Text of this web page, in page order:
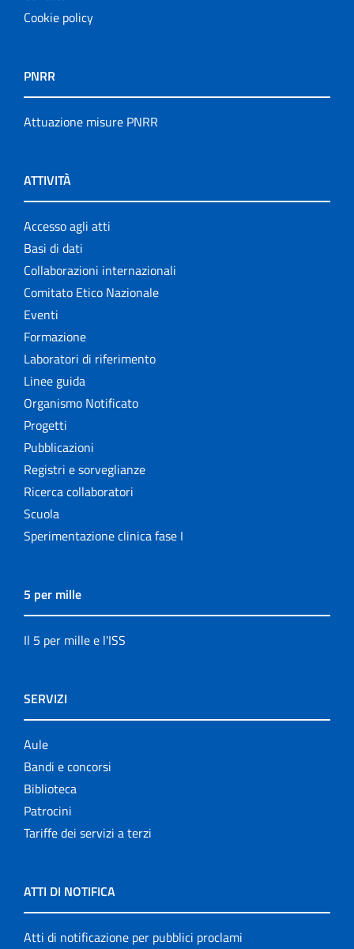
Cookie policy
PNRR
Attuazione misure PNRR
ATTIVITÀ
Accesso agli atti
Basi di dati
Collaborazioni internazionali
Comitato Etico Nazionale
Eventi
Formazione
Laboratori di riferimento
Linee guida
Organismo Notificato
Progetti
Pubblicazioni
Registri e sorveglianze
Ricerca collaboratori
Scuola
Sperimentazione clinica fase I
5 per mille
Il 5 per mille e l'ISS
SERVIZI
Aule
Bandi e concorsi
Biblioteca
Patrocini
Tariffe dei servizi a terzi
ATTI DI NOTIFICA
Atti di notificazione per pubblici proclami